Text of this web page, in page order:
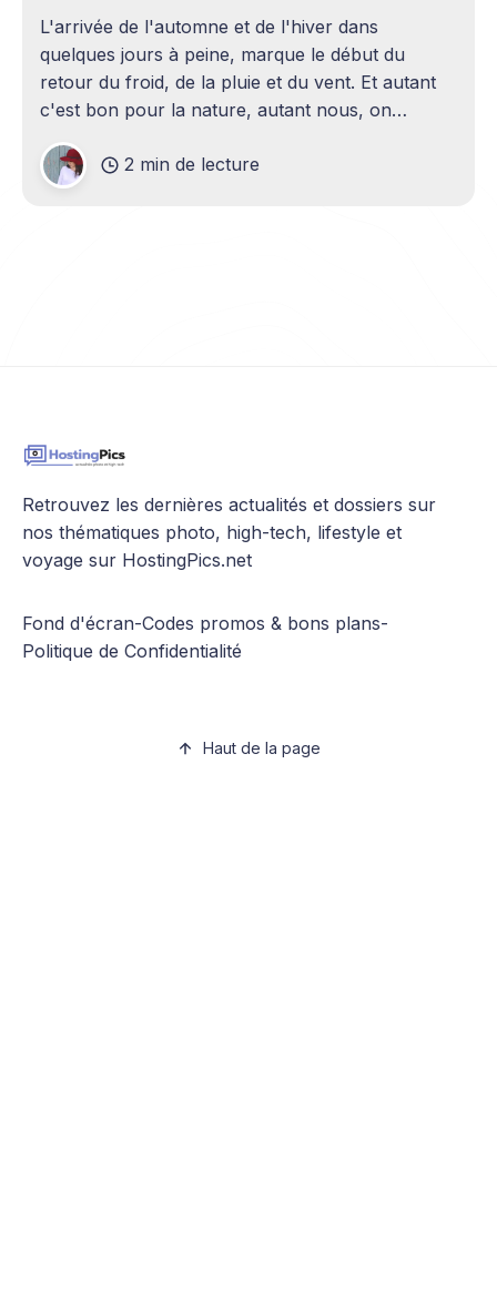
L'arrivée de l'automne et de l'hiver dans
quelques jours à peine, marque le début du
retour du froid, de la pluie et du vent. Et autant
c'est bon pour la nature, autant nous, on
Bora le
2 min de lecture
Retrouvez les dernières actualités et dossiers sur
nos thématiques photo, high-tech, lifestyle et
voyage sur HostingPics.net
Fond d'écran-Codes promos & bons plans-
Politique de Confidentialité
Haut de la page